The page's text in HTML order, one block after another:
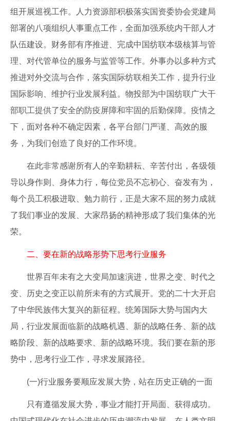
组开展巡视工作。人力资源部积极落实国资委协会党建局
部署的八项组织人事重点工作，全面加强系统内干部人才
队伍建设。财务部有序推进、完成中国纺联本级核算与管
理、对代管单位的服务与监管等工作。外事办以多种方式
推进对外交流与合作，落实国际纺联相关工作，提升行业
国际影响、维护行业发展利益。物投部为中国纺联广大干
部职工提供了安全的防疫屏障和牢固的后勤保障。疫情之
下，面对各种不确定因素，各平台部门严谨、高效的服
务，为我们创造了良好的工作环境。
在此非常感谢所有人的辛勤耕耘、辛苦付出，各级领
导以身作则、身体力行，每位党员不忘初心、奋发有为，
每个员工积极进取、勉力前行，正是大家不屈的努力成就
了我们事业的发展、大家昂扬的精神形成了我们集体的光
荣。
二、要在新的战略形势下思考行业服务
世界百年未有之大变局加速演进，世界之变、时代之
变、历史之变正以前所未有的方式展开。党的二十大开启
了中华民族伟大复兴的新征程。统筹国际大势与国内大
局，行业发展面临新的战略机遇、新的战略任务、新的战
略阶段、新的战略要求、新的战略环境。我们要在新的形
势中，思考行业工作，寻求发展路径。
(一)行业服务要顺应发展大势，站在历史正确的一面
只有遵循发展大势，事业才能打开局面、获得成功。